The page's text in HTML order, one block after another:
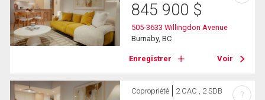
845 900 $
505-3633 Willingdon Avenue
Burnaby, BC
Enregistrer Voir
Copropriété 2 CAC , 2 SDB ?